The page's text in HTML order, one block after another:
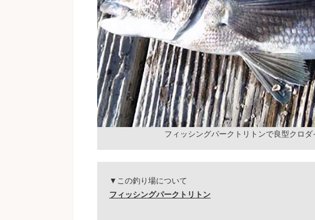
フィッシングパークトリトンで良型クロダ
▼この釣り場について
フィッシングパークトリトン